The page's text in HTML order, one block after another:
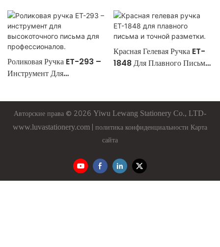
Роликовая Ручка ET-293 –
Инструмент Для
Красная Гелевая Ручка ET-
1848 Для Плавного Письма
Авторские права © 2026 Yiwu Lewang Stationery Co., LTD-
www.luvastationery.com
политика конфиденциальности Карта
сайта